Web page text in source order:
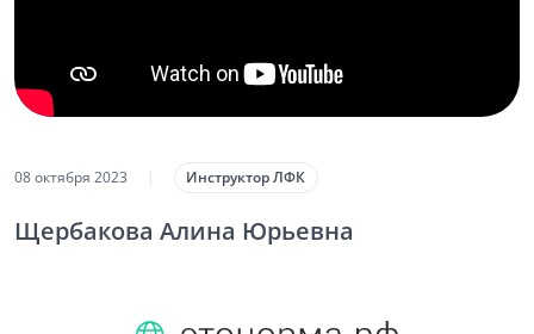
08 октября 2023 | Инструктор ЛФК
Щербакова Алина Юрьевна